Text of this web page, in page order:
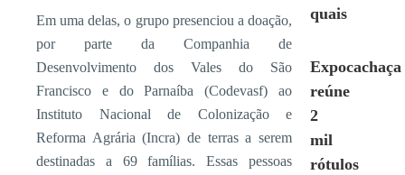
Em uma delas, o grupo presenciou a doação,
por parte da Companhia de
Desenvolvimento dos Vales do São
Francisco e do Parnaíba (Codevasf) ao
Instituto Nacional de Colonização e
Reforma Agrária (Incra) de terras a serem
destinadas a 69 famílias. Essas pessoas
quais
Expocachaça
reúne
2
mil
rótulos